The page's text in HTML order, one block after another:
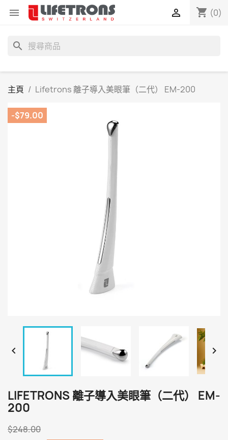
 shopping_cart (0)

search
主頁 Lifetrons 離子導入美眼筆（二代） EM-200
-$79.00
 
LIFETRONS 離子導入美眼筆（二代） EM-
200
$248.00